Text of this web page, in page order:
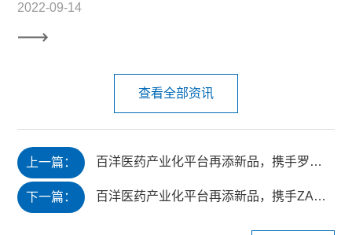
2022-09-14
查看全部资讯
上一篇： 百洋医药产业化平台再添新品，携手罗氏制药共推经典肿瘤靶向药美罗华®商业化
下一篇： 百洋医药产业化平台再添新品，携手ZAP共推头颈部放疗手术机器人产业化